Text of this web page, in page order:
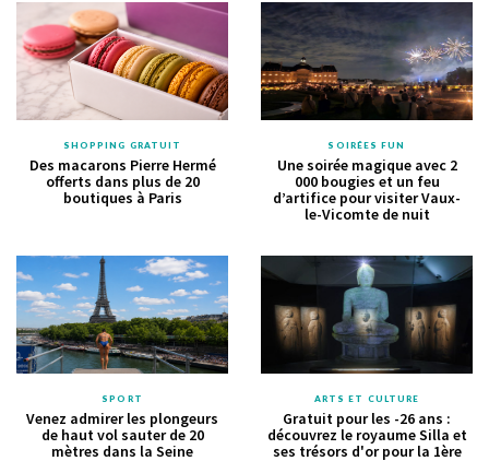
SHOPPING GRATUIT
Des macarons Pierre Hermé
offerts dans plus de 20
boutiques à Paris
SOIRÉES FUN
Une soirée magique avec 2
000 bougies et un feu
d’artifice pour visiter Vaux-
le-Vicomte de nuit
SPORT
Venez admirer les plongeurs
de haut vol sauter de 20
mètres dans la Seine
ARTS ET CULTURE
Gratuit pour les -26 ans :
découvrez le royaume Silla et
ses trésors d'or pour la 1ère